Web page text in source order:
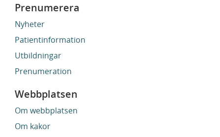
Prenumerera
Nyheter
Patientinformation
Utbildningar
Prenumeration
Webbplatsen
Om webbplatsen
Om kakor